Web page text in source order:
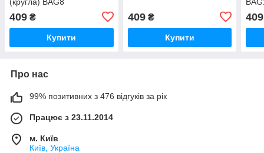
409 ₴
Купити
409₴
Купити
409
Про нас
99% позитивних з 476 відгуків за рік
Працює з 23.11.2014
м. Київ
Київ, Україна